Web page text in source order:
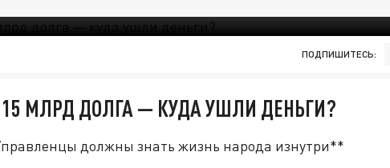
ПОДПИШИТЕСЬ:
МЛРД ДОЛГА — КУДА УШЛИ ДЕНЬГИ?
должны знать жизнь народа изнутри**